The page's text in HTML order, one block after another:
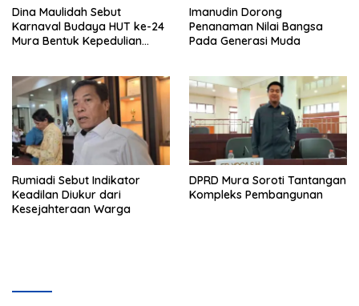
Dina Maulidah Sebut
Karnaval Budaya HUT ke-24
Mura Bentuk Kepedulian
Imanudin Dorong
Penanaman Nilai Bangsa
Pada Generasi Muda
Rumiadi Sebut Indikator
Keadilan Diukur dari
Kesejahteraan Warga
DPRD Mura Soroti Tantangan
Kompleks Pembangunan